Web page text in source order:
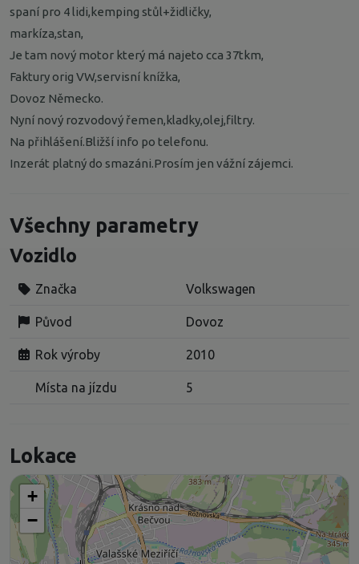
spaní pro 4 lidi,kemping stůl+židličky,
markíza,stan,
Je tam nový motor který má najeto cca 37tkm,
Faktury orig VW,servisní knížka,
Dovoz Německo.
Nyní nový rozvodový řemen,kladky,olej,filtry.
Na přihlášení.Bližší info po telefonu.
Inzerát platný do smazáni.Prosím jen vážní zájemci.
Všechny parametry
Vozidlo
Značka Volkswagen
Původ Dovoz
Rok výroby 2010
Místa na jízdu 5
Lokace
+
−